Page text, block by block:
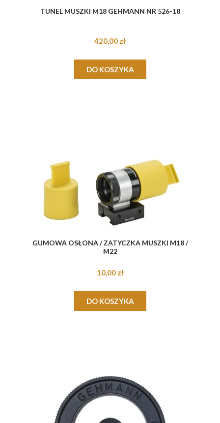
TUNEL MUSZKI M18 GEHMANN NR 526-18
420,00 zł
DO KOSZYKA
GUMOWA OSŁONA / ZATYCZKA MUSZKI M18 /
M22
10,00 zł
DO KOSZYKA